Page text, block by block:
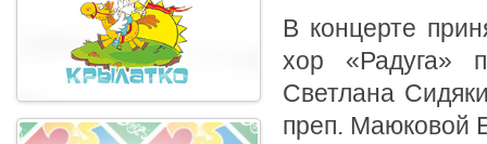
В концерте
хор «Радуга»
Светлана
преп. Маюковой